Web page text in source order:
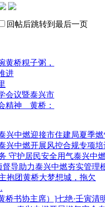
回帖后跳转到最后一页
黄桥粯子粥，
进
会议暨泰兴市
精神 黄桥：
泰兴中
黄桥大梦想城，拖欠
七绝·壬寅清